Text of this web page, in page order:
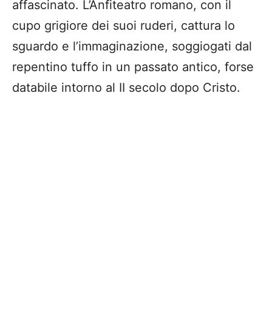
affascinato. L’Anfiteatro romano, con il
cupo grigiore dei suoi ruderi, cattura lo
sguardo e l’immaginazione, soggiogati dal
repentino tuffo in un passato antico, forse
databile intorno al II secolo dopo Cristo.